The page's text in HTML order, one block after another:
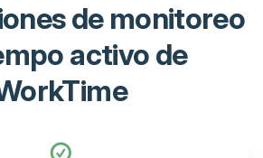
de monitoreo
activo de